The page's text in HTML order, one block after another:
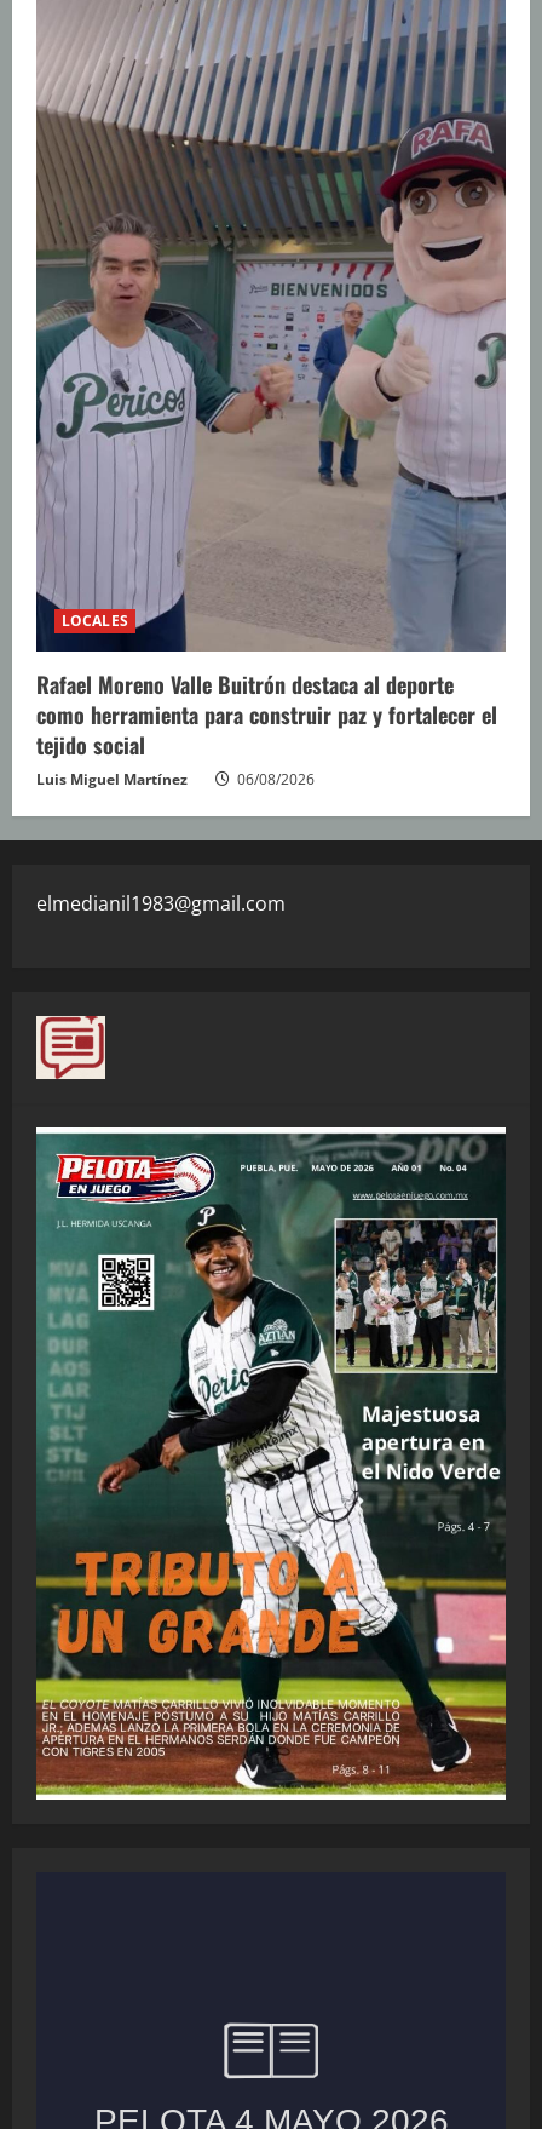
LOCALES
Rafael Moreno Valle Buitrón destaca al deporte
como herramienta para construir paz y fortalecer el
tejido social
Luis Miguel Martínez 06/08/2026
elmedianil1983@gmail.com